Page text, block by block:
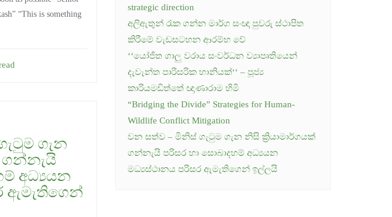
“This is something
ගැන
ගන්නැයි
අධ්‍යයන
ඇමැතිගෙන්
strategic direction
අලිඇතුන් රැක ගන්න මාර්ග සංඥා පුවරු ස්ථාපිත
කිරීමේ වැඩසටහන ආරම්භ වේ
‘‘යෝජිත ගාලු වරාය සංවර්ධන ව්‍යාපෘතියෙන්
දැවැන්ත පාරිසරික හානියක්‘‘ – පූජ්‍ය
කාරියමඩිත්තේ ඥාණාරාම හිමි
“Bridging the Divide” Strategies for Human-
Wildlife Conflict Mitigation
වන සත්ව – මිනිස් ගැටුම ගැන නිසි ක්‍රියාමාර්ගයක්
ගන්නැයි පරිසර හා සොබාදහම් අධ්‍යයන
මධ්‍යස්ථානය පරිසර ඇමැතිගෙන් ඉල්ලයි